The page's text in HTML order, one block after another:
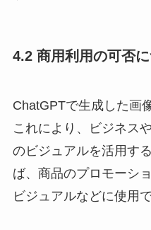
4.2 商用利用の可否
ChatGPTで生成した画
これにより、ビジネス
のビジュアルを活用す
ば、商品のプロモーシ
ビジュアルなどに使用